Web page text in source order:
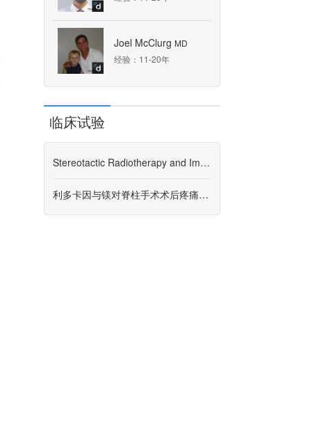
Joel McClurg MD
经验：11-20年
临床试验
Stereotactic Radiotherapy and Image-guided Intensity Modulated Radiotherapy for Spinal Metastatic Tumors (SCIRSM)
利多卡因与镁对脊柱手术术后疼痛的影响